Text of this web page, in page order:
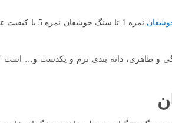
نمره 1 تا سنگ جوشقان نمره 5 با کیفیت عادی یا درجه یک تهیه کنید. که